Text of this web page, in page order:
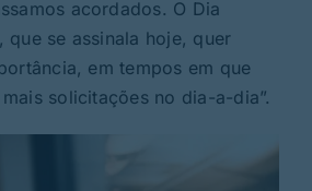
acordados. O Dia
que se assinala hoje, quer
em tempos em que
solicitações no dia-a-dia”.